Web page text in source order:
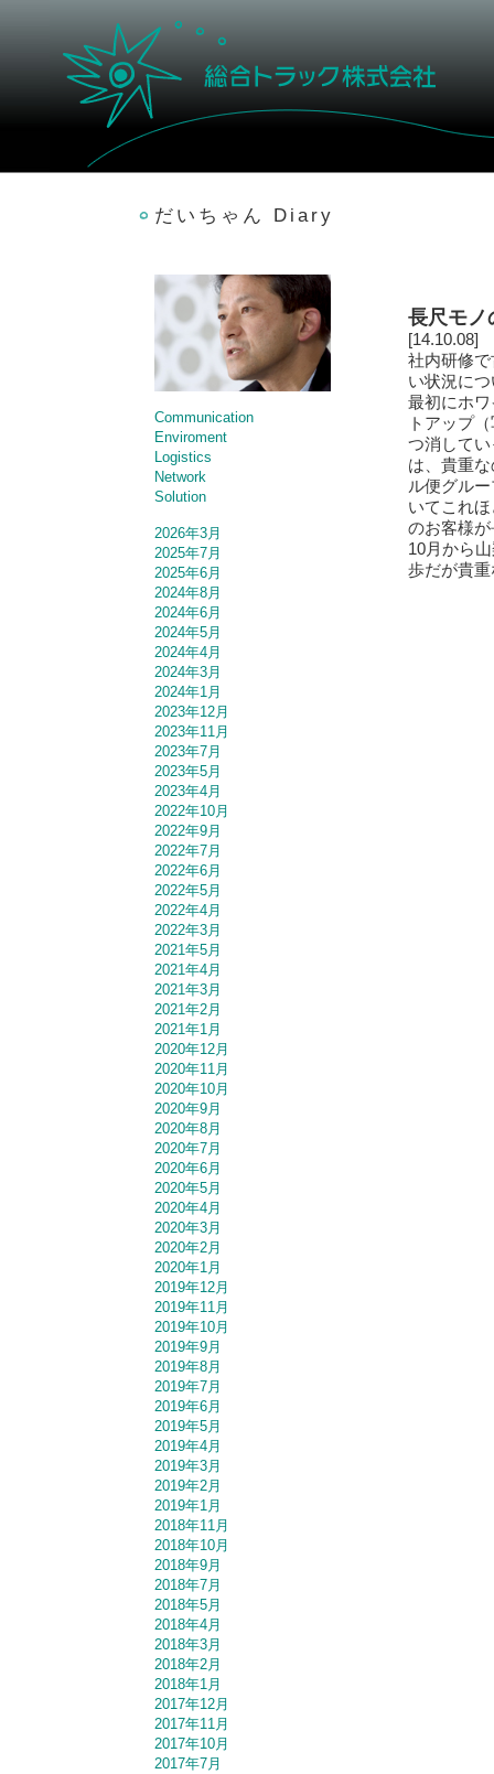
だいちゃん Diary
Communication
Enviroment
Logistics
Network
Solution
2026年3月
2025年7月
2025年6月
2024年8月
2024年6月
2024年5月
2024年4月
2024年3月
2024年1月
2023年12月
2023年11月
2023年7月
2023年5月
2023年4月
2022年10月
2022年9月
2022年7月
2022年6月
2022年5月
2022年4月
2022年3月
2021年5月
2021年4月
2021年3月
2021年2月
2021年1月
2020年12月
2020年11月
2020年10月
2020年9月
2020年8月
2020年7月
2020年6月
2020年5月
2020年4月
2020年3月
2020年2月
2020年1月
2019年12月
2019年11月
2019年10月
2019年9月
2019年8月
2019年7月
2019年6月
2019年5月
2019年4月
2019年3月
2019年2月
2019年1月
2018年11月
2018年10月
2018年9月
2018年7月
2018年5月
2018年4月
2018年3月
2018年2月
2018年1月
2017年12月
2017年11月
2017年10月
2017年7月
長尺モノ
[14.10.08]
社内研修
い状況に
最初にホ
トアップ
つ消して
は、貴重
ル便グル
いてこれ
のお客様
10月から
歩だが貴